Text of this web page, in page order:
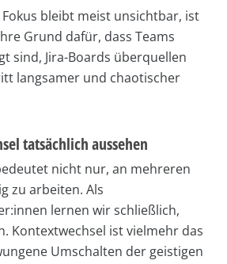
bleibt meist unsichtbar, ist
Grund dafür, dass Teams
sind, Jira-Boards überquellen
langsamer und chaotischer
tatsächlich aussehen
nicht nur, an mehreren
zu arbeiten. Als
lernen wir schließlich,
Kontextwechsel ist vielmehr das
Umschalten der geistigen